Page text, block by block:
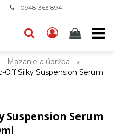
0948 363 894
Mazanie a údržba
Off Silky Suspension Serum
Suspension Serum